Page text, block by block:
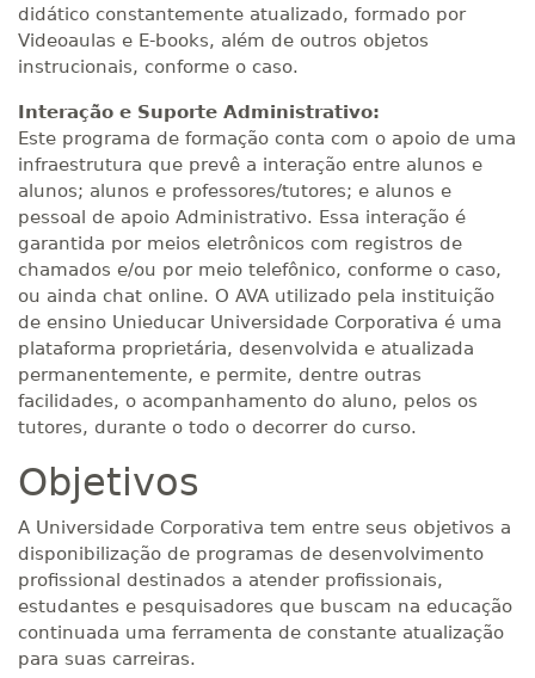
didático constantemente atualizado, formado por
Videoaulas e E-books, além de outros objetos
instrucionais, conforme o caso.
Interação e Suporte Administrativo:
Este programa de formação conta com o apoio de uma
infraestrutura que prevê a interação entre alunos e
alunos; alunos e professores/tutores; e alunos e
pessoal de apoio Administrativo. Essa interação é
garantida por meios eletrônicos com registros de
chamados e/ou por meio telefônico, conforme o caso,
ou ainda chat online. O AVA utilizado pela instituição
de ensino Unieducar Universidade Corporativa é uma
plataforma proprietária, desenvolvida e atualizada
permanentemente, e permite, dentre outras
facilidades, o acompanhamento do aluno, pelos os
tutores, durante o todo o decorrer do curso.
Objetivos
A Universidade Corporativa tem entre seus objetivos a
disponibilização de programas de desenvolvimento
profissional destinados a atender profissionais,
estudantes e pesquisadores que buscam na educação
continuada uma ferramenta de constante atualização
para suas carreiras.